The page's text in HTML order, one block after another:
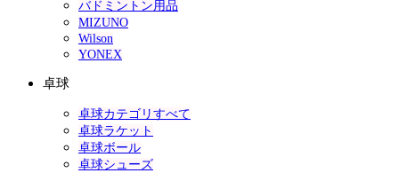
バドミントン用品
MIZUNO
Wilson
YONEX
卓球
卓球カテゴリすべて
卓球ラケット
卓球ボール
卓球シューズ